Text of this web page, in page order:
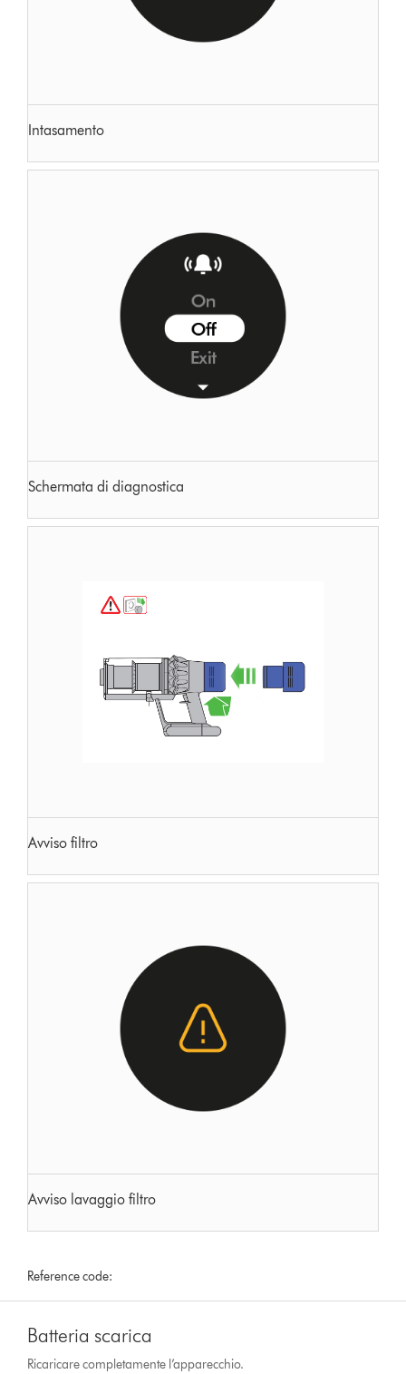
Intasamento
Schermata di diagnostica
Avviso filtro
Avviso lavaggio filtro
Reference code:
Batteria scarica
Ricaricare completamente l’apparecchio.